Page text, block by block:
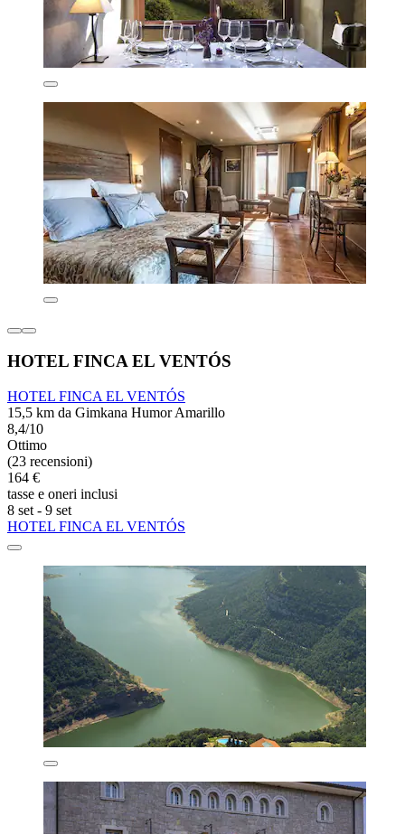
HOTEL FINCA EL VENTÓS
HOTEL FINCA EL VENTÓS
15,5 km da Gimkana Humor Amarillo
8,4/10
Ottimo
(23 recensioni)
164 €
tasse e oneri inclusi
8 set - 9 set
HOTEL FINCA EL VENTÓS